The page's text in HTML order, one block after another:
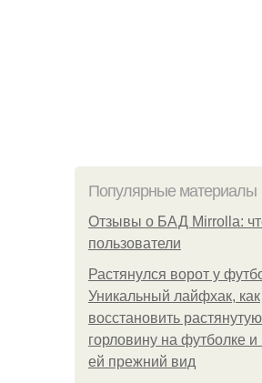
Популярные материалы
Отзывы о БАД Mirrolla:
пользователи
Растянулся ворот у
Уникальный лайфхак, как
восстановить растянутую
горловину на футболке и
ей прежний вид